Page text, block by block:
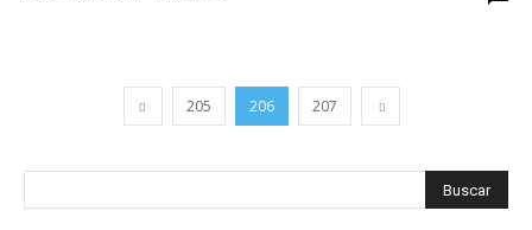
205 206 207